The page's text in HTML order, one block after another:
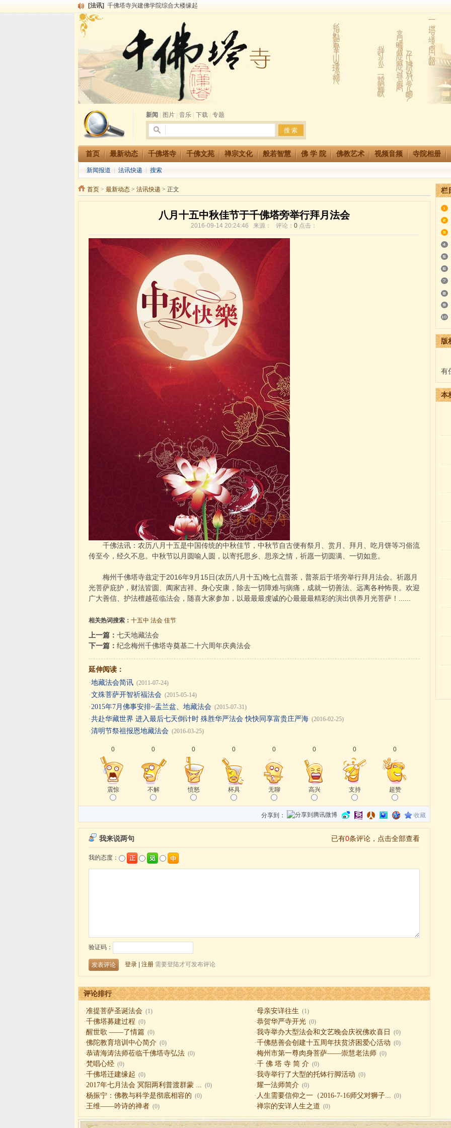
[法讯] 千佛塔寺兴建佛学院综合大楼缘起
[法讯]
[法讯]
千佛塔寺阅藏堂周末阅藏报名通知
清明节祭祖报恩地藏法会
[法讯]
本寺方丈上明下慧尼和尚开讲《六祖坛经》
[法讯] 2015-3-26师父于法堂对大众的开示
[法讯]
广东千佛塔寺云门佛学院女众部 2016年招生简章
[法讯]
恭请海涛法师莅临千佛塔寺弘法
[法讯]
2014年七月大法会 祈福息灾地藏七 冥阳两利普渡群蒙盂兰盆
[法讯] 千佛塔寺云门佛学院女众部2014年招生简章
新闻
图片| 音乐| 下载| 专题
首页 最新动态 千佛塔寺 千佛文苑 禅宗文化 般若智慧 佛 学 院 佛教艺术 视频音频 寺院相册
新闻报道 法讯快递 搜索
首页> 最新动态> 法讯快递 > 正文
八月十五中秋佳节于千佛塔旁举行拜月法会
2016-09-14 20:24:46 来源： 评论： 0 点击：
千佛法讯：农历八月十五是中国传统的中秋佳节，中秋节自古便有祭月、赏月、拜月、吃月饼等习俗流
传至今，经久不息。中秋节以月圆喻人圆，以寄托思乡、思亲之情，祈愿一切圆满、一切如意。
梅州千佛塔寺兹定于2016年9月15日(农历八月十五)晚七点普茶，普茶后于塔旁举行拜月法会。祈愿月
光菩萨庇护，财法皆圆、阖家吉祥、身心安康，除去一切障难与病痛，成就一切善法、远离各种怖畏。欢迎
广大善信、护法檀越莅临法会，随喜大家参加，以最最最虔诚的心最最最精彩的演出供养月光菩萨！......
相关热词搜索： 十五中 法会 佳节
上一篇： 七天地藏法会
下一篇： 纪念梅州千佛塔寺奠基二十六周年庆典法会
延伸阅读：
·地藏法会简讯 (2011-07-24)
·文殊菩萨开智祈福法会 (2015-05-14)
·2015年7月佛事安排~盂兰盆、地藏法会 (2015-07-31)
·共赴华藏世界 进入最后七天倒计时 殊胜华严法会 快快同享富贵庄严海 (2016-02-25)
·清明节祭祖报恩地藏法会 (2016-03-25)
0
震惊
0
不解
0
愤怒
0
杯具
0
无聊
0
高兴
0
支持
0
超赞
分享到： 收藏
评论排行
·准提菩萨圣诞法会 (1) ·母亲安详往生 (1)
·千佛塔募建过程 (0) ·恭贺华严寺开光 (0)
·醒世歌 ——了情篇 (0) ·我寺举办大型法会和文艺晚会庆祝佛欢喜日 (0)
·佛陀教育培训中心简介 (0) ·千佛慈善会创建十五周年扶贫济困爱心活动 (0)
·恭请海涛法师莅临千佛塔寺弘法 (0) ·梅州市第一尊肉身菩萨——崇慧老法师 (0)
·梵唱心经 (0) ·千 佛 塔 寺 简 介 (0)
·千佛塔迁建缘起 (0) ·我寺举行了大型的托钵行脚活动 (0)
·2017年七月法会 冥阳两利普渡群蒙 ... (0) ·耀一法师简介 (0)
·杨振宁：佛教与科学是彻底相容的 (0) · 人生需要信仰之一（2016-7-16师父对狮子... (0)
·王维——吟诗的禅者 (0) ·禅宗的安详人生之道 (0)
栏
版
有
本